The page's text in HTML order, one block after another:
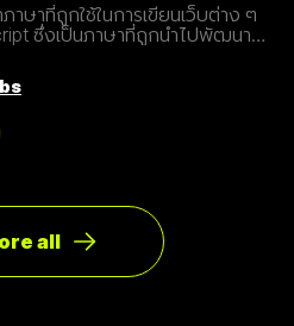
าษาที่ถูกใช้ในการเขียนเว็บต่าง ๆ
ซึ่งเป็นภาษาที่ถูกนำไปพัฒนา
ที่แตกต่างกัน เราเลยมีแนวทาง
เพื่อน ๆ เกี่ยวกับการจัดการ
เรามาดูตัวอย่างกันเลยดีกว่า
type ธรรมดา สามารถเขียน
all